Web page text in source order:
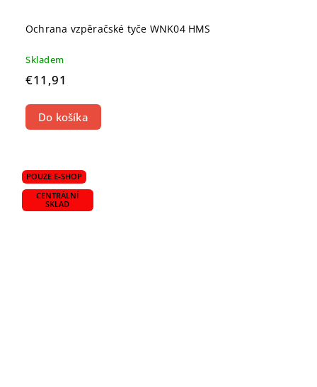
Ochrana vzpěračské tyče WNK04 HMS
Skladem
€11,91
Do košíka
POUZE E-SHOP
CENTRÁLNÍ
SKLAD